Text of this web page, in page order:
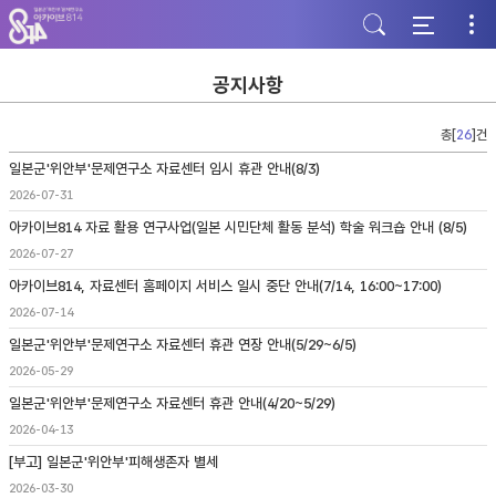
주
메
뉴
가
본
문
바
기
하
단
바
기
공지사항
총[26]건
일본군'위안부'문제연구소 자료센터 임시 휴관 안내(8/3)
2026-07-31
아카이브814 자료 활용 연구사업(일본 시민단체 활동 분석) 학술 워크숍 안내 (8/5)
2026-07-27
아카이브814, 자료센터 홈페이지 서비스 일시 중단 안내(7/14, 16:00~17:00)
2026-07-14
일본군'위안부'문제연구소 자료센터 휴관 연장 안내(5/29~6/5)
2026-05-29
일본군'위안부'문제연구소 자료센터 휴관 안내(4/20~5/29)
2026-04-13
[부고] 일본군'위안부'피해생존자 별세
2026-03-30